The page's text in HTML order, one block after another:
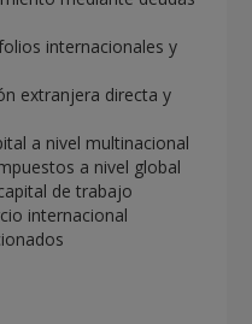
internacionales y
extranjera directa y
a nivel multinacional
a nivel global
de trabajo
internacional